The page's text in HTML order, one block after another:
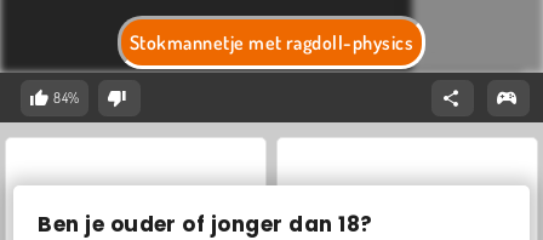
Ben je ouder of jonger dan 18?
Stokmannetje met ragdoll-physics
84%